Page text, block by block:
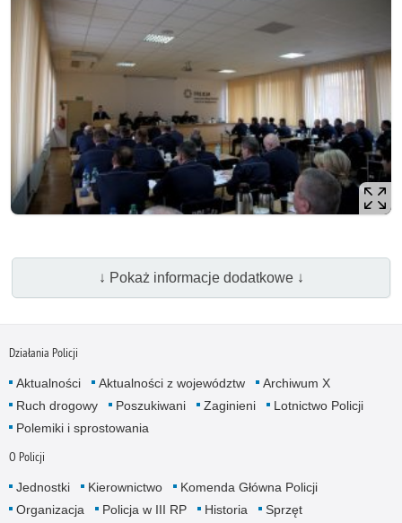
↓ Pokaż informacje dodatkowe ↓
Działania Policji
Aktualności Aktualności z województw
Archiwum X
Ruch drogowy
Poszukiwani Zaginieni
Lotnictwo Policji
Polemiki i sprostowania
O Policji
Jednostki Kierownictwo
Komenda Główna Policji
Organizacja
Policja w III RP Historia
Sprzęt